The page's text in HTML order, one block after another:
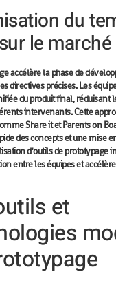
du
le marché
accélère la phase de
directives précises. Les
du produit final, réduisant
intervenants. Cette
Share it et Parents on
des concepts et une mise
d'outils de prototypage
entre les équipes et
et